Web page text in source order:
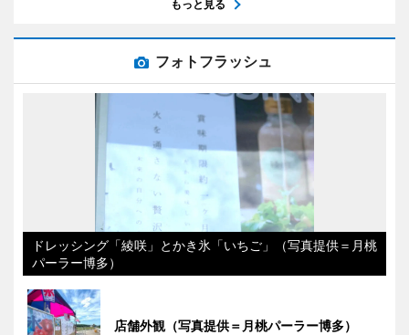
もっと見る
フォトフラッシュ
ドレッシング「綾咲」とかき氷「いちご」（写真提供＝月桃
パーラー博多）
店舗外観（写真提供＝月桃パーラー博多）